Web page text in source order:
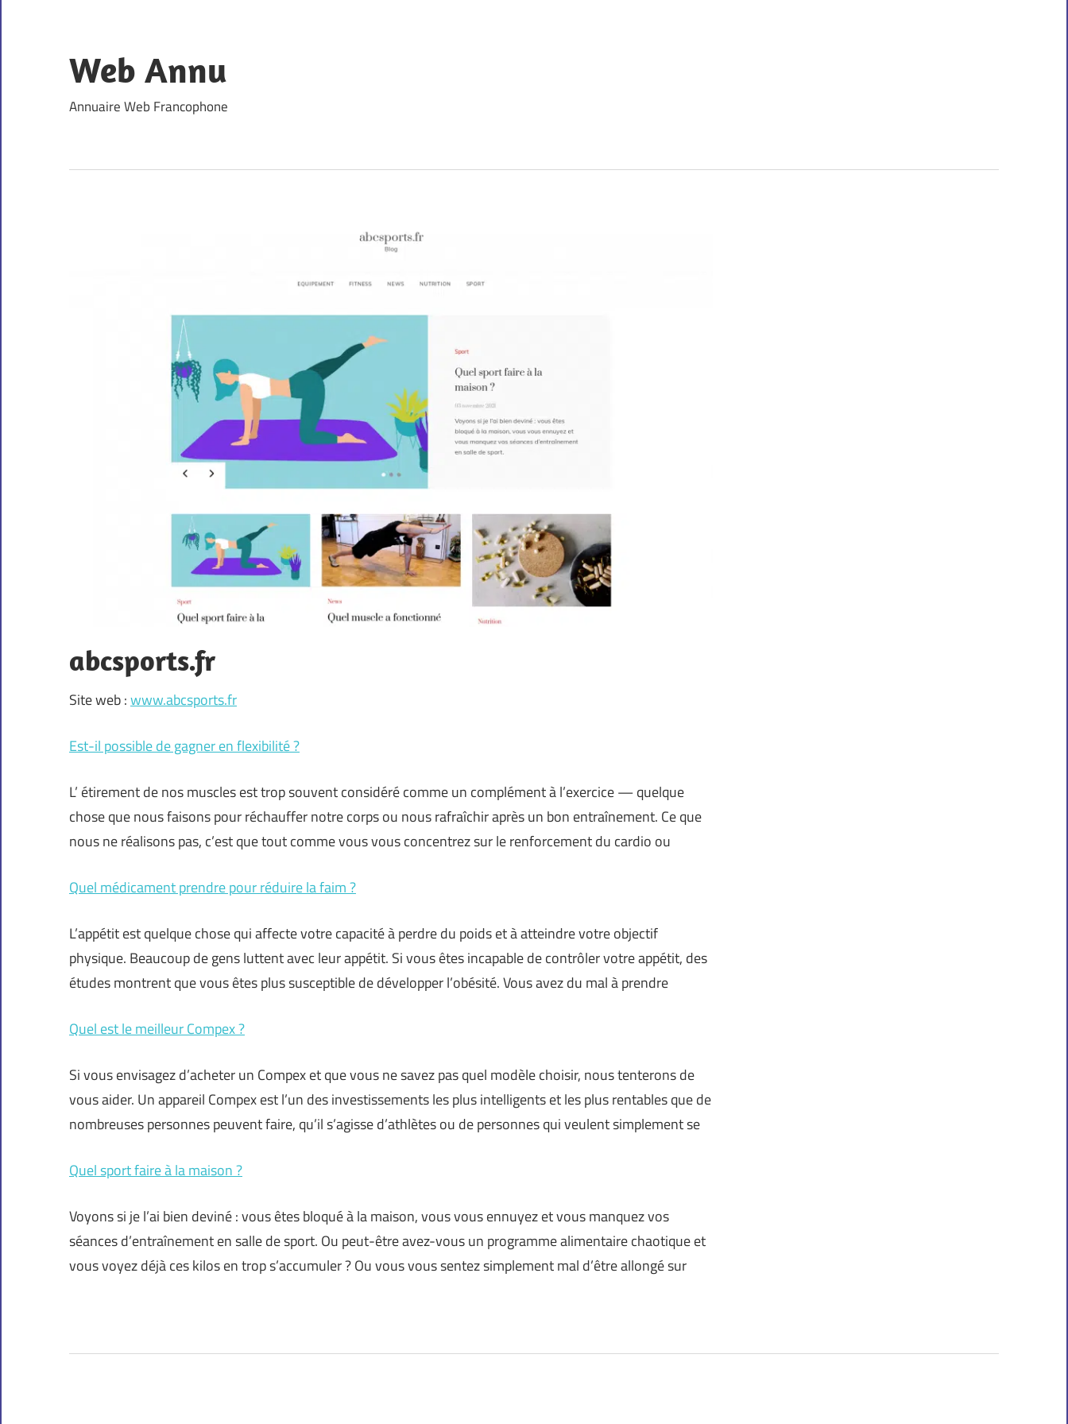
content
Web Annu
Annuaire Web Francophone
abcsports.fr
Site web :www.abcsports.fr
Est-il possible de gagner en flexibilité ?
L’ étirement de nos muscles est trop souvent considéré comme un complément à l’exercice — quelque
chose que nous faisons pour réchauffer notre corps ou nous rafraîchir après un bon entraînement. Ce que
nous ne réalisons pas, c’est que tout comme vous vous concentrez sur le renforcement du cardio ou
Quel médicament prendre pour réduire la faim ?
L’appétit est quelque chose qui affecte votre capacité à perdre du poids et à atteindre votre objectif
physique. Beaucoup de gens luttent avec leur appétit. Si vous êtes incapable de contrôler votre appétit, des
études montrent que vous êtes plus susceptible de développer l’obésité. Vous avez du mal à prendre
Quel est le meilleur Compex ?
Si vous envisagez d’acheter un Compex et que vous ne savez pas quel modèle choisir, nous tenterons de
vous aider. Un appareil Compex est l’un des investissements les plus intelligents et les plus rentables que de
nombreuses personnes peuvent faire, qu’il s’agisse d’athlètes ou de personnes qui veulent simplement se
Quel sport faire à la maison ?
Voyons si je l’ai bien deviné : vous êtes bloqué à la maison, vous vous ennuyez et vous manquez vos
séances d’entraînement en salle de sport. Ou peut-être avez-vous un programme alimentaire chaotique et
vous voyez déjà ces kilos en trop s’accumuler ? Ou vous vous sentez simplement mal d’être allongé sur